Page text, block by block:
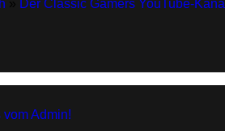
Der Classic Gamers YouTube-Kanal
vom Admin!